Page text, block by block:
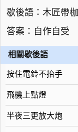
歇後語：木匠帶枷
答案：自作自受
相關歇後語
按住電鈴不抬手
飛機上點燈
半夜三更放大炮